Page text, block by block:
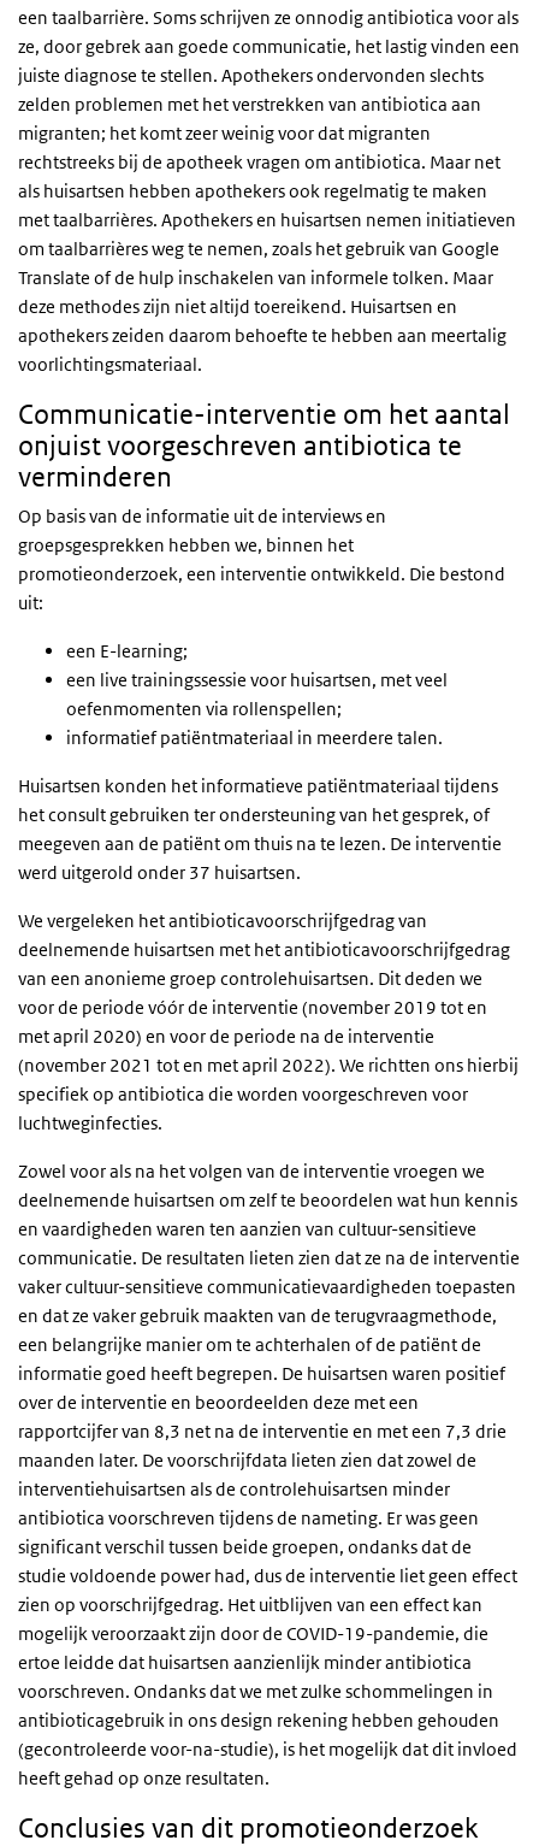
een taalbarrière. Soms schrijven ze onnodig antibiotica voor als
ze, door gebrek aan goede communicatie, het lastig vinden een
juiste diagnose te stellen. Apothekers ondervonden slechts
zelden problemen met het verstrekken van antibiotica aan
migranten; het komt zeer weinig voor dat migranten
rechtstreeks bij de apotheek vragen om antibiotica. Maar net
als huisartsen hebben apothekers ook regelmatig te maken
met taalbarrières. Apothekers en huisartsen nemen initiatieven
om taalbarrières weg te nemen, zoals het gebruik van Google
Translate of de hulp inschakelen van informele tolken. Maar
deze methodes zijn niet altijd toereikend. Huisartsen en
apothekers zeiden daarom behoefte te hebben aan meertalig
voorlichtingsmateriaal.
Communicatie-interventie om het aantal
onjuist voorgeschreven antibiotica te
verminderen
Op basis van de informatie uit de interviews en
groepsgesprekken hebben we, binnen het
promotieonderzoek, een interventie ontwikkeld. Die bestond
uit:
een E-learning;
een live trainingssessie voor huisartsen, met veel
oefenmomenten via rollenspellen;
informatief patiëntmateriaal in meerdere talen.
Huisartsen konden het informatieve patiëntmateriaal tijdens
het consult gebruiken ter ondersteuning van het gesprek, of
meegeven aan de patiënt om thuis na te lezen. De interventie
werd uitgerold onder 37 huisartsen.
We vergeleken het antibioticavoorschrijfgedrag van
deelnemende huisartsen met het antibioticavoorschrijfgedrag
van een anonieme groep controlehuisartsen. Dit deden we
voor de periode vóór de interventie (november 2019 tot en
met april 2020) en voor de periode na de interventie
(november 2021 tot en met april 2022). We richtten ons hierbij
specifiek op antibiotica die worden voorgeschreven voor
luchtweginfecties.
Zowel voor als na het volgen van de interventie vroegen we
deelnemende huisartsen om zelf te beoordelen wat hun kennis
en vaardigheden waren ten aanzien van cultuur-sensitieve
communicatie. De resultaten lieten zien dat ze na de interventie
vaker cultuur-sensitieve communicatievaardigheden toepasten
en dat ze vaker gebruik maakten van de terugvraagmethode,
een belangrijke manier om te achterhalen of de patiënt de
informatie goed heeft begrepen. De huisartsen waren positief
over de interventie en beoordeelden deze met een
rapportcijfer van 8,3 net na de interventie en met een 7,3 drie
maanden later. De voorschrijfdata lieten zien dat zowel de
interventiehuisartsen als de controlehuisartsen minder
antibiotica voorschreven tijdens de nameting. Er was geen
significant verschil tussen beide groepen, ondanks dat de
studie voldoende power had, dus de interventie liet geen effect
zien op voorschrijfgedrag. Het uitblijven van een effect kan
mogelijk veroorzaakt zijn door de COVID-19-pandemie, die
ertoe leidde dat huisartsen aanzienlijk minder antibiotica
voorschreven. Ondanks dat we met zulke schommelingen in
antibioticagebruik in ons design rekening hebben gehouden
(gecontroleerde voor-na-studie), is het mogelijk dat dit invloed
heeft gehad op onze resultaten.
Conclusies van dit promotieonderzoek